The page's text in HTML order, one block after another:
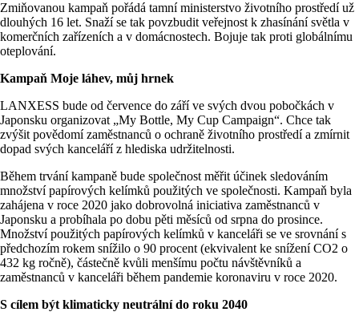
Zmiňovanou kampaň pořádá tamní ministerstvo životního prostředí už
dlouhých 16 let. Snaží se tak povzbudit veřejnost k zhasínání světla v
komerčních zařízeních a v domácnostech. Bojuje tak proti globálnímu
oteplování.
Kampaň Moje láhev, můj hrnek
LANXESS bude od července do září ve svých dvou pobočkách v
Japonsku organizovat „My Bottle, My Cup Campaign“. Chce tak
zvýšit povědomí zaměstnanců o ochraně životního prostředí a zmírnit
dopad svých kanceláří z hlediska udržitelnosti.
Během trvání kampaně bude společnost měřit účinek sledováním
množství papírových kelímků použitých ve společnosti. Kampaň byla
zahájena v roce 2020 jako dobrovolná iniciativa zaměstnanců v
Japonsku a probíhala po dobu pěti měsíců od srpna do prosince.
Množství použitých papírových kelímků v kanceláři se ve srovnání s
předchozím rokem snížilo o 90 procent (ekvivalent ke snížení CO2 o
432 kg ročně), částečně kvůli menšímu počtu návštěvníků a
zaměstnanců v kanceláři během pandemie koronaviru v roce 2020.
S cílem být klimaticky neutrální do roku 2040